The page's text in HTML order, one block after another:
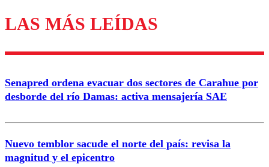
Los comentarios son moderados para garantizar un
diálogo respetuoso.
Nombre
Correo
LAS MÁS LEÍDAS
Senapred ordena evacuar dos sectores de Carahue por
desborde del río Damas: activa mensajería SAE
Nuevo temblor sacude el norte del país: revisa la
magnitud y el epicentro